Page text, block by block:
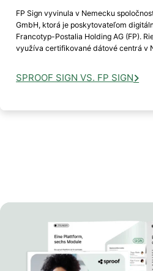
FP Sign vyvinula v Nemecku
GmbH, ktorá je poskytovateľom
Francotyp-Postalia Holding AG (FP).
využíva certifikované dátové centrá v
SPROOF SIGN VS. FP SIGN